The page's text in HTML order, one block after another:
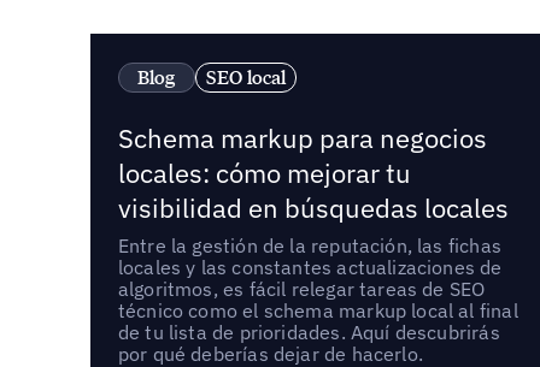
Blog SEO local
Schema markup para negocios
locales: cómo mejorar tu
visibilidad en búsquedas locales
Entre la gestión de la reputación, las fichas
locales y las constantes actualizaciones de
algoritmos, es fácil relegar tareas de SEO
técnico como el schema markup local al final
de tu lista de prioridades. Aquí descubrirás
por qué deberías dejar de hacerlo.